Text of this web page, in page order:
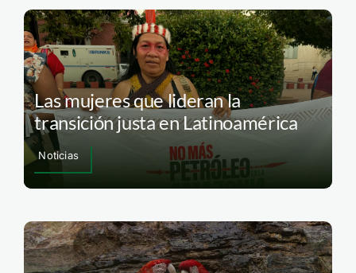
Las mujeres que lideran la
transición justa en Latinoamérica
Noticias